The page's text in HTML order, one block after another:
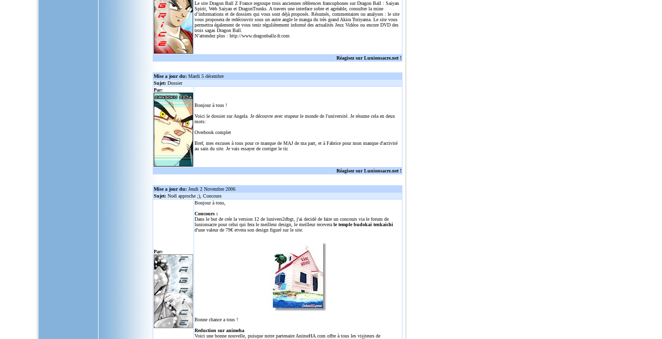
Le site Dragon Ball Z France regroupe trois anciennes références francophones sur Dragon Ball : Saiyan
Spirit, Web Saiyan et DragonTrunks. A travers une interface sobre et agréable, consulter la mine
d’informations et de dossiers qui vous sont déjà proposés. Résumés, commentaires ou analyses : le site
vous proposera de redécouvrir sous un autre angle le manga du très grand Akira Toriyama. Le site vous
permettra également de vous tenir régulièrement informé des actualités Jeux Vidéos ou encore DVD des
trois sagas Dragon Ball.
N’attendez plus : http://www.dragonballz-fr.com
Réagisez sur Lunionsacre.net !
Mise a jour du: Mardi 5 décembre
Sujet: Dossier
Par:
Bonjour à tous !
Voici le dossier sur Angela. Je découvre avec stupeur le monde de l'université. Je résume cela en deux
mots:
Overbook complet
Bref, mes excuses à tous pour ce manque de MAJ de ma part, et à Fabrice pour mon manque d'activité
au sain du site. Je vais essayer de corriger le tir.
Réagisez sur Lunionsacre.net !
Mise a jour du: Jeudi 2 Novembre 2006
Sujet: Noël approche ;), Concours
Par:
Bonjour à tous,
Concours :
Dans le but de crée la version 12 de lunivers2dbgt, j'ai decidé de faire un concours via le forum de
lunionsacre pour celui qui fera le meilleur design, le meilleur recevera le temple budokai tenkaichi
d'une valeur de 79€ etvera son design figuré sur le site.
Bonne chance a tous !
Reduction sur animeha
Voici une bonne nouvelle, puisque notre partenaire AnimeHA.com offre à tous les visiteurs de